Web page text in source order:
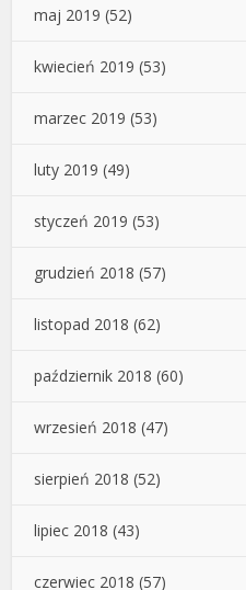
maj 2019 (52)
kwiecień 2019 (53)
marzec 2019 (53)
luty 2019 (49)
styczeń 2019 (53)
grudzień 2018 (57)
listopad 2018 (62)
październik 2018 (60)
wrzesień 2018 (47)
sierpień 2018 (52)
lipiec 2018 (43)
czerwiec 2018 (57)